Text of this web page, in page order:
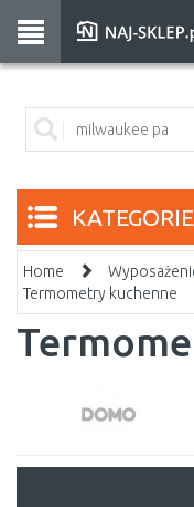
KATEGORIE
Home
Termometry kuchenne